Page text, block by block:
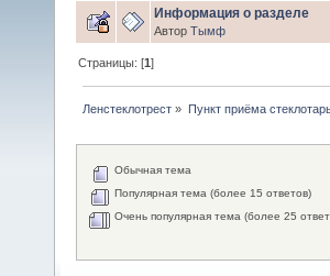
Информация о разделе
Автор Тымф
Страницы: [1]
Ленстеклотрест » Пункт приёма
Обычная тема
Популярная тема (более 15 ответов)
Очень популярная тема (более 25